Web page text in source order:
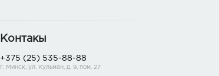
Контакы
+375 (25) 535-88-88
г. Минск, ул. Кульман, д. 9, пом. 27